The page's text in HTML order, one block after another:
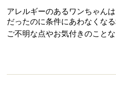
アレルギーのあるワンちゃん
だったのに条件にあわなくな
ご不明な点やお気付きのこと